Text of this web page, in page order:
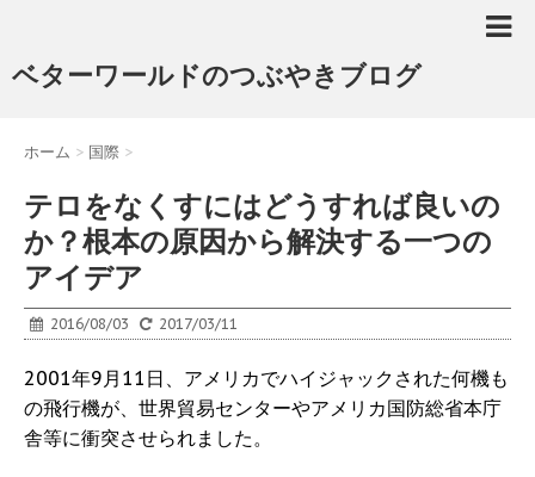
ベターワールドのつぶやきブログ
ホーム > 国際 >
テロをなくすにはどうすれば良いの
か？根本の原因から解決する一つの
アイデア
2016/08/03 2017/03/11
2001年9月11日、アメリカでハイジャックされた何機も
の飛行機が、世界貿易センターやアメリカ国防総省本庁
舎等に衝突させられました。